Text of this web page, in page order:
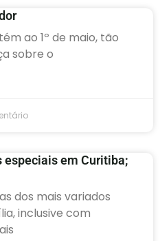
ao 1º de maio, tão
sobre o
especiais em Curitiba;
dos mais variados
inclusive com